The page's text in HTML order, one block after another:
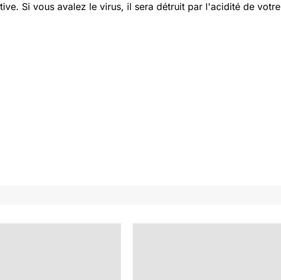
Si vous avalez le virus, il sera détruit par l'acidité de votre